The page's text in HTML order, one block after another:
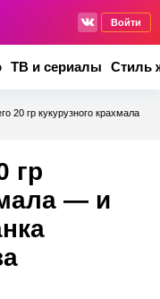
Войти
ТВ и сериалы Стиль
20 гр кукурузного крахмала
гр
— и